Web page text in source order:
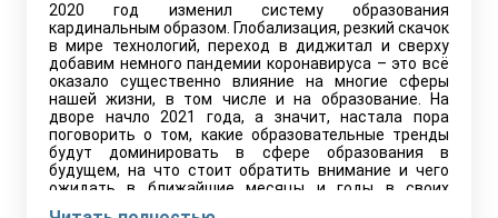
2020 год изменил систему образования
кардинальным образом. Глобализация, резкий скачок
в мире технологий, переход в диджитал и сверху
добавим немного пандемии коронавируса – это всё
оказало существенно влияние на многие сферы
нашей жизни, в том числе и на образование. На
дворе начло 2021 года, а значит, настала пора
поговорить о том, какие образовательные тренды
будут доминировать в сфере образования в
будущем, на что стоит обратить внимание и чего
ожидать в ближайшие месяцы и годы в своих